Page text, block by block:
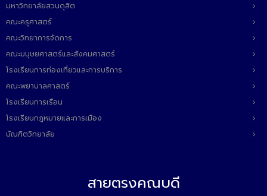
มหาวิทยาลัยสวนดุสิต
คณะครุศาสตร์
คณะวิทยาการจัดการ
คณะมนุษยศาสตร์และสังคมศาสตร์
โรงเรียนการท่องเที่ยวและการบริการ
คณะพยาบาลศาสตร์
โรงเรียนการเรือน
โรงเรียนกฎหมายและการเมือง
บัณฑิตวิทยาลัย
สายตรงคณบดี